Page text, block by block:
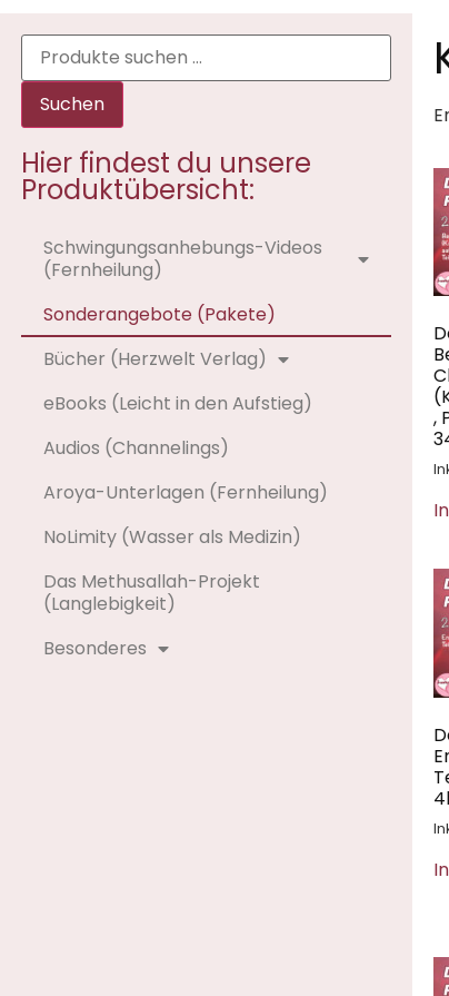
Suchen
Hier findest du unsere
Produktübersicht:
Schwingungsanhebungs-Videos
(Fernheilung)
Sonderangebote (Pakete)
Bücher (Herzwelt Verlag)
eBooks (Leicht in den Aufstieg)
Audios (Channelings)
Aroya-Unterlagen (Fernheilung)
NoLimity (Wasser als Medizin)
Das Methusallah-Projekt
(Langlebigkeit)
Besonderes
,